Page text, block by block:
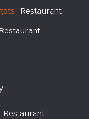
Restaurant
Restaurant